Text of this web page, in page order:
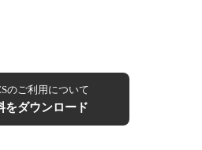
のご利用について
をダウンロード